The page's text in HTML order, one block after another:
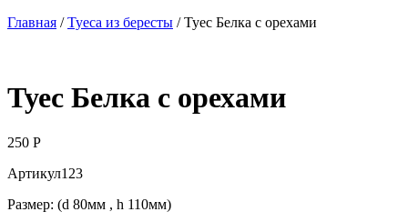
Главная /Туеса из бересты / Туес Белка с орехами
Туес Белка с орехами
250 Р
Артикул123
Размер: (d 80мм , h 110мм)